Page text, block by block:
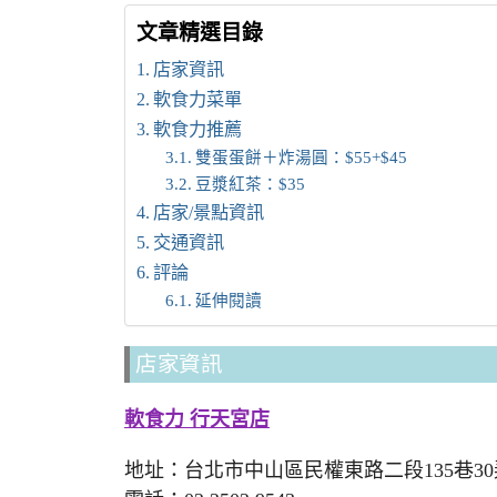
文章精選目錄
店家資訊
軟食力菜單
軟食力推薦
雙蛋蛋餅＋炸湯圓：$55+$45
豆漿紅茶：$35
店家/景點資訊
交通資訊
評論
延伸閱讀
店家資訊
軟食力 行天宮店
地址：台北市中山區民權東路二段135巷